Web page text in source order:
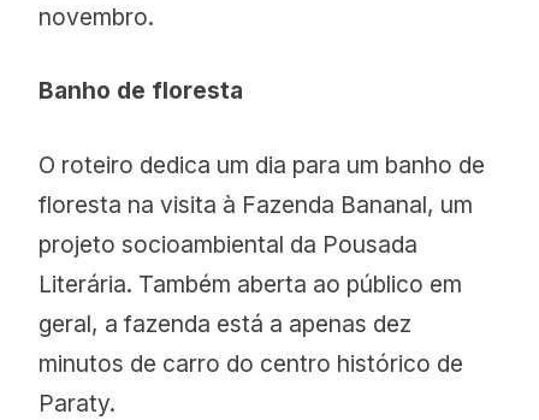
novembro.
Banho de floresta
O roteiro dedica um dia para um banho de
floresta na visita à Fazenda Bananal, um
projeto socioambiental da Pousada
Literária. Também aberta ao público em
geral, a fazenda está a apenas dez
minutos de carro do centro histórico de
Paraty.